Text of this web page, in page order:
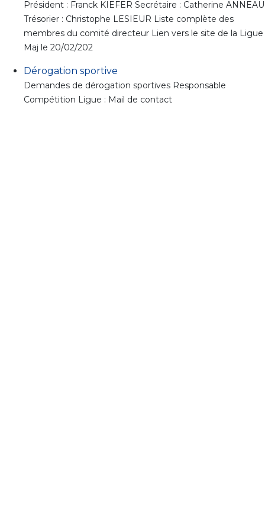
Président : Franck KIEFER Secrétaire : Catherine ANNEAU
Trésorier : Christophe LESIEUR Liste complète des
membres du comité directeur Lien vers le site de la Ligue
Maj le 20/02/202
Dérogation sportive
Demandes de dérogation sportives Responsable
Compétition Ligue : Mail de contact